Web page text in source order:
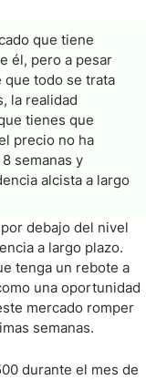
que tiene
él, pero a pesar
todo se trata
la realidad
tienes que
precio no ha
semanas y
alcista a largo
debajo del nivel
a largo plazo.
tenga un rebote a
una oportunidad
mercado romper
semanas.
durante el mes de